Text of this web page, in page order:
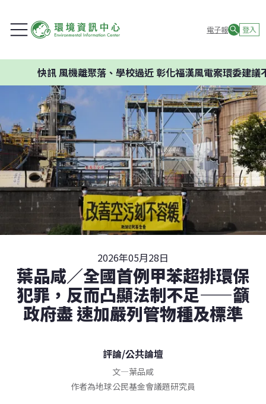
電子報 登入
風機離聚落、學校過近 彰化福漢風電案環委建議不應
2026年05月28日
葉品咸／全國首例甲苯超排環保
犯罪，反而凸顯法制不足——籲
政府盡 速加嚴列管物種及標準
評論/公共論壇
文—葉品咸
作者為地球公民基金會議題研究員